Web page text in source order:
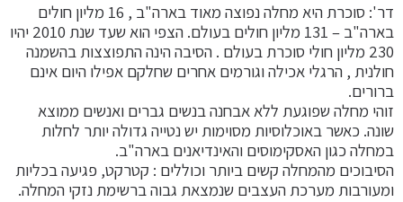
דר': סוכרת היא מחלה נפוצה מאוד בארה"ב , 16 מליון חולים
בארה"ב – 131 מליון חולים בעולם. הצפי הוא שעד שנת 2010 יהיו
230 מליון חולי סוכרת בעולם . הסיבה הינה התפוצצות בהשמנה
חולנית , הרגלי אכילה וגורמים אחרים שחלקם אפילו היום אינם
ברורים.
זוהי מחלה שפוגעת ללא אבחנה בנשים גברים ואנשים ממוצא
שונה. כאשר באוכלוסיות מסוימות יש נטייה גדולה יותר לחלות
במחלה כגון האסקימוסים והאינדיאנים בארה"ב.
הסיבוכים מהמחלה קשים ביותר וכוללים : קטרקט, פגיעה בכליות
ומעורבות מערכת העצבים שנמצאת גבוה ברשימת נזקי המחלה.